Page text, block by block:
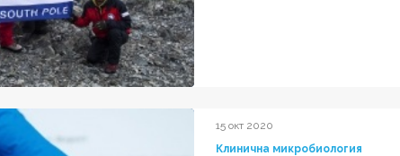
15 окт 2020
Клинична микробиология